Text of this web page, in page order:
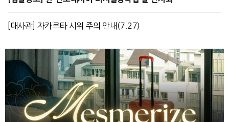
[대사관] 자카르타 시위 주의 안내(7.27)